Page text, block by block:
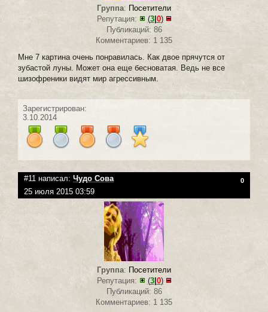
Группа: Посетители
Репутация:
(3| 0)
Публикаций: 86
Комментариев: 1 135
Мне 7 картина очень понравилась. Как двое прячутся от
зубастой луны. Может она еще бесноватая. Ведь не все
шизофреники видят мир агрессивным.
Зарегистрирован:
3.10.2014
#11 написал: Чудо Сова 0
25 июля 2015 03:59
Группа: Посетители
Репутация:
(3| 0)
Публикаций: 86
Комментариев: 1 135